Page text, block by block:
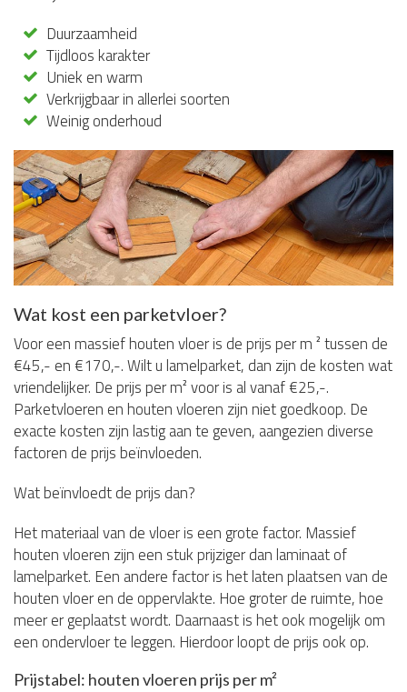
Duurzaamheid
Tijdloos karakter
Uniek en warm
Verkrijgbaar in allerlei soorten
Weinig onderhoud
Wat kost een parketvloer?
Voor een massief houten vloer is de prijs per m ² tussen de
€45,- en €170,-. Wilt u lamelparket, dan zijn de kosten wat
vriendelijker. De prijs per m² voor is al vanaf €25,-.
Parketvloeren en houten vloeren zijn niet goedkoop. De
exacte kosten zijn lastig aan te geven, aangezien diverse
factoren de prijs beïnvloeden.
Wat beïnvloedt de prijs dan?
Het materiaal van de vloer is een grote factor. Massief
houten vloeren zijn een stuk prijziger dan laminaat of
lamelparket. Een andere factor is het laten plaatsen van de
houten vloer en de oppervlakte. Hoe groter de ruimte, hoe
meer er geplaatst wordt. Daarnaast is het ook mogelijk om
een ondervloer te leggen. Hierdoor loopt de prijs ook op.
Prijstabel: houten vloeren prijs per m²